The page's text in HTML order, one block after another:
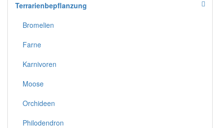
Terrarienbepflanzung
Bromelien
Farne
Karnivoren
Moose
Orchideen
Philodendron